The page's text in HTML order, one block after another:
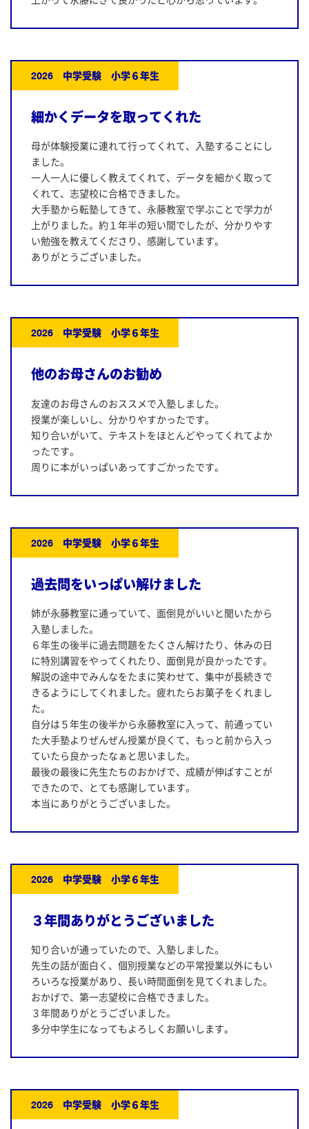
2026 中学受験 小学６年生
細かくデータを取ってくれた
母が体験授業に連れて行ってくれて、入塾することにし
ました。
一人一人に優しく教えてくれて、データを細かく取って
くれて、志望校に合格できました。
大手塾から転塾してきて、永藤教室で学ぶことで学力が
上がりました。約１年半の短い間でしたが、分かりやす
い勉強を教えてくださり、感謝しています。
ありがとうございました。
2026 中学受験 小学６年生
他のお母さんのお勧め
友達のお母さんのおススメで入塾しました。
授業が楽しいし、分かりやすかったです。
知り合いがいて、テキストをほとんどやってくれてよか
ったです。
周りに本がいっぱいあってすごかったです。
2026 中学受験 小学６年生
過去問をいっぱい解けました
姉が永藤教室に通っていて、面倒見がいいと聞いたから
入塾しました。
６年生の後半に過去問題をたくさん解けたり、休みの日
に特別講習をやってくれたり、面倒見が良かったです。
解説の途中でみんなをたまに笑わせて、集中が長続きで
きるようにしてくれました。疲れたらお菓子をくれまし
た。
自分は５年生の後半から永藤教室に入って、前通ってい
た大手塾よりぜんぜん授業が良くて、もっと前から入っ
ていたら良かったなぁと思いました。
最後の最後に先生たちのおかげで、成績が伸ばすことが
できたので、とても感謝しています。
本当にありがとうございました。
2026 中学受験 小学６年生
３年間ありがとうございました
知り合いが通っていたので、入塾しました。
先生の話が面白く、個別授業などの平常授業以外にもい
ろいろな授業があり、長い時間面倒を見てくれました。
おかげで、第一志望校に合格できました。
３年間ありがとうございました。
多分中学生になってもよろしくお願いします。
2026 中学受験 小学６年生